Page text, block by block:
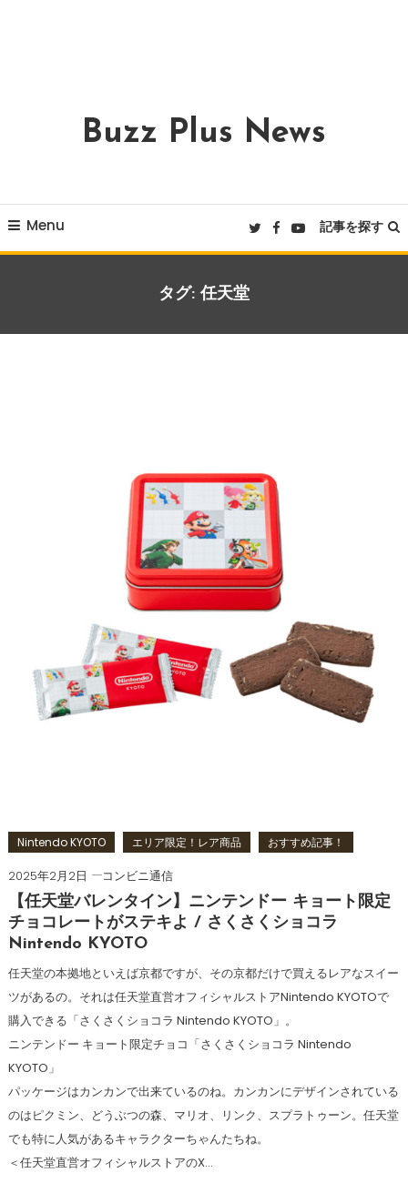
Buzz Plus News
Menu 記事を探す
タグ: 任天堂
Nintendo KYOTO エリア限定！レア商品 おすすめ記事！
2025年2月2日
コンビニ通信
【任天堂バレンタイン】ニンテンドー キョート限定
チョコレートがステキよ / さくさくショコラ
Nintendo KYOTO
任天堂の本拠地といえば京都ですが、その京都だけで買えるレアなスイー
ツがあるの。それは任天堂直営オフィシャルストアNintendo KYOTOで
購入できる「さくさくショコラ Nintendo KYOTO」。
ニンテンドー キョート限定チョコ「さくさくショコラ Nintendo
KYOTO」
パッケージはカンカンで出来ているのね。カンカンにデザインされている
のはピクミン、どうぶつの森、マリオ、リンク、スプラトゥーン。任天堂
でも特に人気があるキャラクターちゃんたちね。
＜任天堂直営オフィシャルストアのX…